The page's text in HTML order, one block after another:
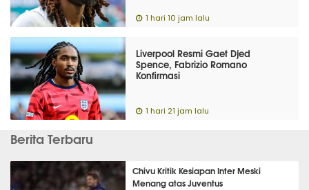
1 hari 10 jam lalu
Liverpool Resmi Gaet Djed
Spence, Fabrizio Romano
Konfirmasi
1 hari 21 jam lalu
Berita Terbaru
Chivu Kritik Kesiapan Inter Meski
Menang atas Juventus